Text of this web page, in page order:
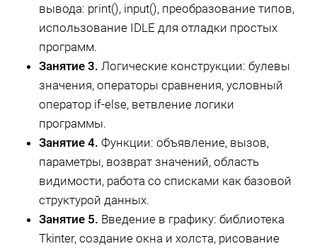
вывода: print(), input(), преобразование типов,
использование IDLE для отладки простых
программ.
Занятие 3. Логические конструкции: булевы
значения, операторы сравнения, условный
оператор if-else, ветвление логики
программы.
Занятие 4. Функции: объявление, вызов,
параметры, возврат значений, область
видимости, работа со списками как базовой
структурой данных.
Занятие 5. Введение в графику: библиотека
Tkinter, создание окна и холста, рисование